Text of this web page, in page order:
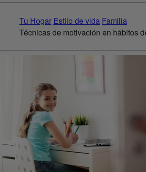
Tu Hogar Estilo de vida Familia
Técnicas de motivación en hábitos